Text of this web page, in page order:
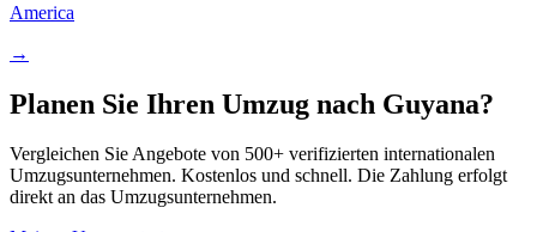
America
→
Planen Sie Ihren Umzug nach Guyana?
Vergleichen Sie Angebote von 500+ verifizierten internationalen
Umzugsunternehmen. Kostenlos und schnell. Die Zahlung erfolgt
direkt an das Umzugsunternehmen.